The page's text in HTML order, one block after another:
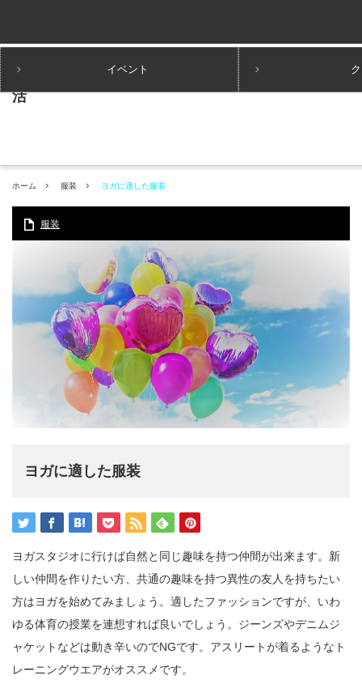
イベント
ホーム 服装 ヨガに適した服装
服装
ヨガに適した服装
ヨガスタジオに行けば自然と同じ趣味を持つ仲間が出来ます。新
しい仲間を作りたい方、共通の趣味を持つ異性の友人を持ちたい
方はヨガを始めてみましょう。適したファッションですが、いわ
ゆる体育の授業を連想すれば良いでしょう。ジーンズやデニムジ
ャケットなどは動き辛いのでNGです。アスリートが着るようなト
レーニングウエアがオススメです。